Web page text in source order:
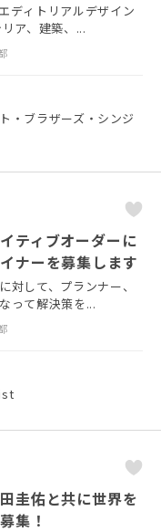
ディトリアルデザイン
ア、建築、...
・ブラザーズ・シンジ
ティブオーダーに
ナーを募集します
対して、プランナー、
って解決策を...
圭佑と共に世界を
集！